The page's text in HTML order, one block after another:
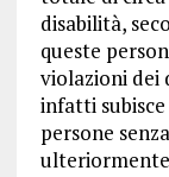
disabilità,
queste
violazioni dei
infatti
persone